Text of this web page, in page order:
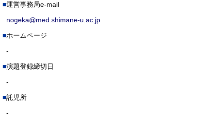
運営事務局e-mail
nogeka@med.shimane-u.ac.jp
ホームページ
-
演題登録締切日
-
託児所
-